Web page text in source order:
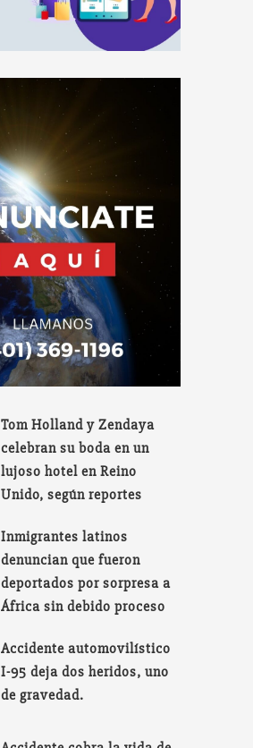
Tom Holland y Zendaya
celebran su boda en un
lujoso hotel en Reino
Unido, según reportes
Inmigrantes latinos
denuncian que fueron
deportados por sorpresa a
África sin debido proceso
Accidente automovilístico
I-95 deja dos heridos, uno
de gravedad.